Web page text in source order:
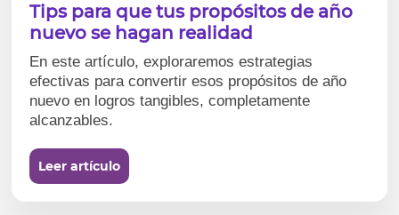
Tips para que tus propósitos de año
nuevo se hagan realidad
En este artículo, exploraremos estrategias
efectivas para convertir esos propósitos de año
nuevo en logros tangibles, completamente
alcanzables.
Leer artículo